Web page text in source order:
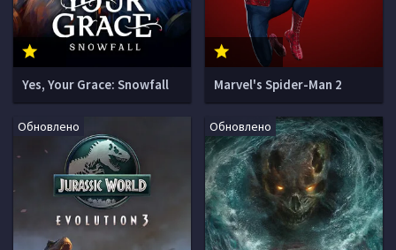
Yes, Your Grace: Snowfall Marvel's Spider-Man 2
Обновлено Обновлено